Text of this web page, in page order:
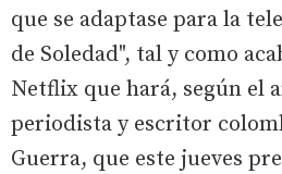
que se adaptase para la
de Soledad", tal y como
Netflix que hará, según el
periodista y escritor
Guerra, que este jueves